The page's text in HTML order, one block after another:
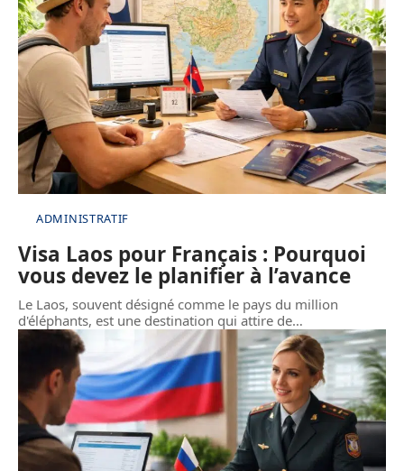
ADMINISTRATIF
Visa Laos pour Français : Pourquoi
vous devez le planifier à l’avance
Le Laos, souvent désigné comme le pays du million
d'éléphants, est une destination qui attire de…